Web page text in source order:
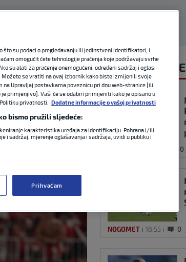
igrač
NAJNOVIJE
0
NOGOMET 18:55 0
što su podaci o pregledavanju ili jedinstveni identifikatori, i
omogućit ćete tehnologije praćenja koje podržavaju svrhe
su alati za praćenje onemogućeni, određeni sadržaj i oglasi
se vratiti na ovaj izbornik kako biste izmijenili svoje
Upravljaj postavkama poveznicu pri dnu web-stranice [ili
primjenjivo]. Vaši će se odabiri primijeniti kako je opisano u
privatnosti.
Dodatne informacije o vašoj privatnosti
bismo pružili sljedeće:
karakteristika uređaja za identifikaciju. Pohrana i/ili
i sadržaj, mjerenje oglašavanja i sadržaja, uvidi u publiku i
Prihvaćam